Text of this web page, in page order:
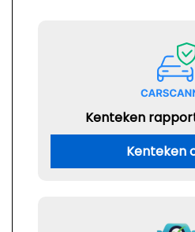
Kenteken
Kenteken